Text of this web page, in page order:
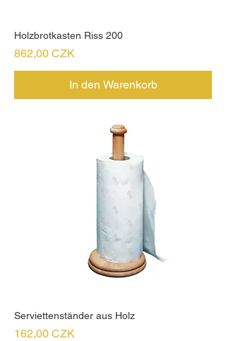
Holzbrotkasten Riss 200
Preis
862,00 CZK
In den Warenkorb
Serviettenständer aus Holz
Preis
162,00 CZK